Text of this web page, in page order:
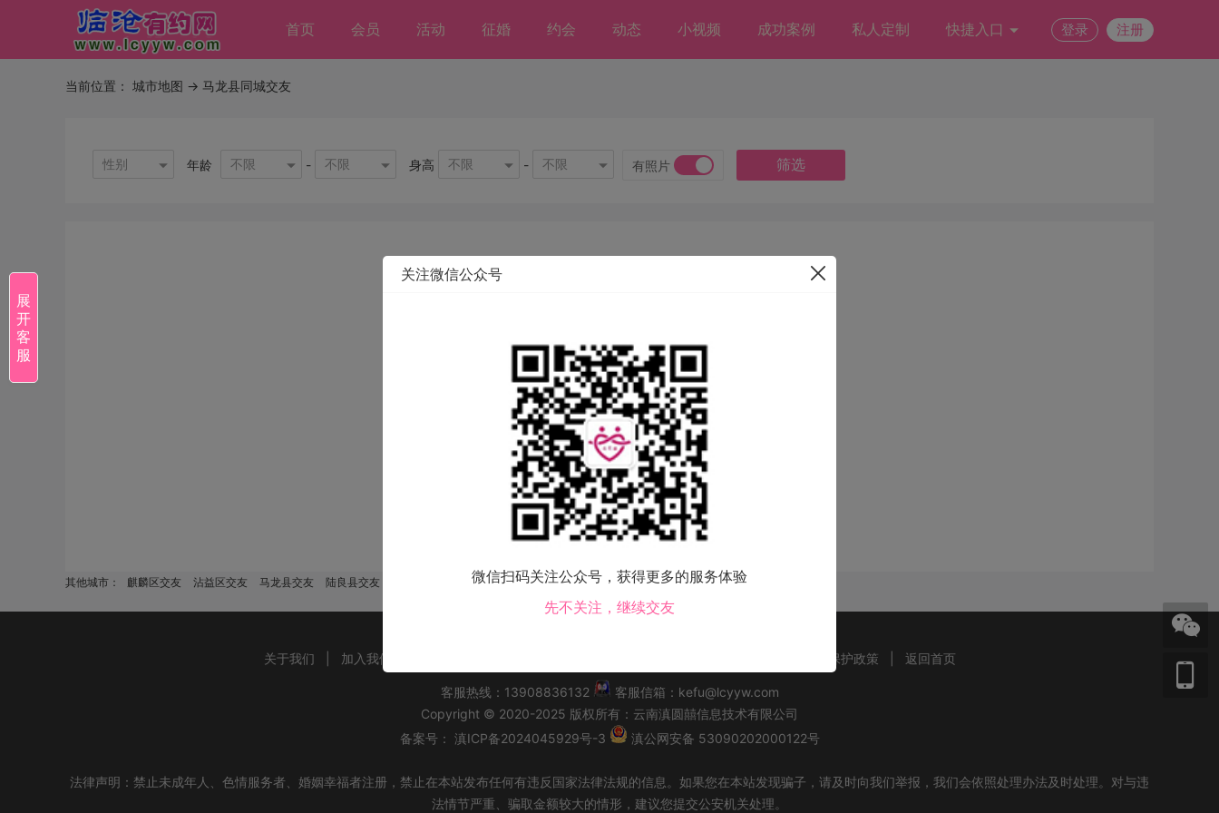
首页 会员 活动 征婚 约会 动态 小视频 成功案例 私人定制 快捷入口 登录 注册
当前位置： 城市地图 -> 马龙县同城交友
性别 年龄 不限 - 不限 身高 不限 - 不限 有照片 筛选
该地区没有会员，换个城市试试！
其他城市： 麒麟区交友 沾益区交友 马龙县交友 陆良县交友 罗平县交友 富源县交友 会泽县交友 宣威市交友
关于我们 加入我们 个人信息保护政策 返回首页
客服热线：13908836132
客服信箱：kefu@lcyyw.com
Copyright © 2020-2025 版权所有： 云南滇圆囍信息技术有限公司
备案号： 滇ICP备2024045929号-3 滇公网安备 53090202000122号
法律声明：禁止未成年人、色情服务者、婚姻幸福者注册，禁止在本站发布任何有违反国家法律法规的信息。如果您在本站发现骗子，请及时向我们举报，我们会依照处理办法及时处理。对与违
法情节严重、骗取金额较大的情形，建议您提交公安机关处理。
展
开
客
服
关注微信公众号
微信扫码关注公众号，获得更多的服务体验
先不关注，继续交友